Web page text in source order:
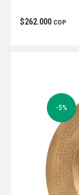
$262.000 COP
-5%